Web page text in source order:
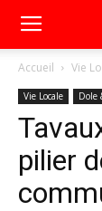
Accueil Vie
Vie Locale Dole
pilier